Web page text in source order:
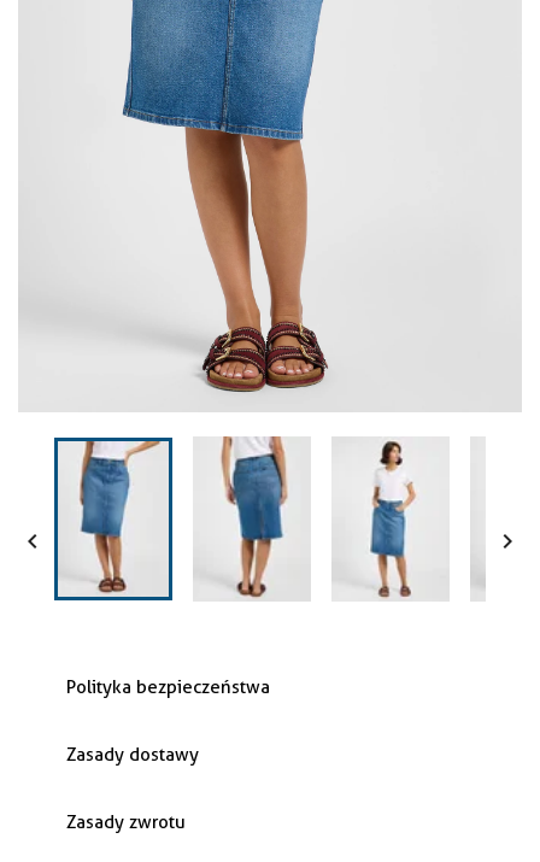
 
Polityka bezpieczeństwa
Zasady dostawy
Zasady zwrotu